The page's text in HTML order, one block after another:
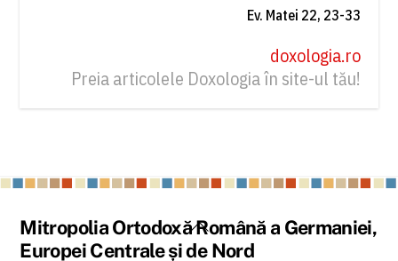
Ev. Matei 22, 23-33
doxologia.ro
Preia articolele Doxologia în site-ul tău!
Back
To
Mitropolia Ortodoxă Română a Germaniei,
Europei Centrale și de Nord